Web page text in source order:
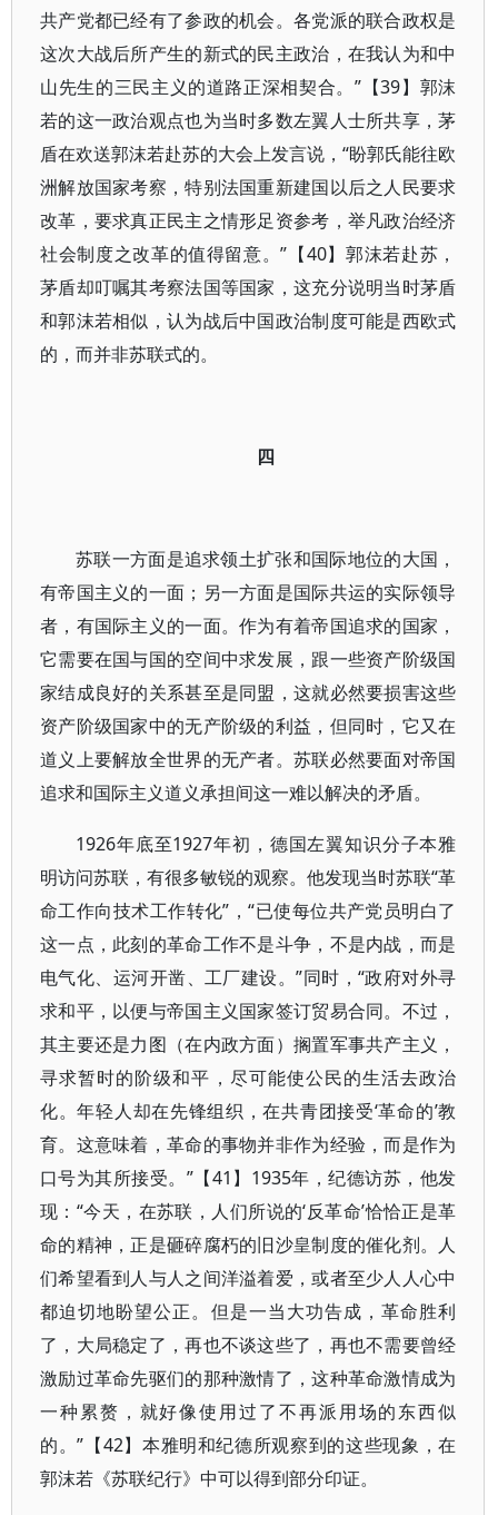
共产党都已经有了参政的机会。各党派的联合政权是
这次大战后所产生的新式的民主政治，在我认为和中
山先生的三民主义的道路正深相契合。”【39】郭沫
若的这一政治观点也为当时多数左翼人士所共享，茅
盾在欢送郭沫若赴苏的大会上发言说，“盼郭氏能往欧
洲解放国家考察，特别法国重新建国以后之人民要求
改革，要求真正民主之情形足资参考，举凡政治经济
社会制度之改革的值得留意。”【40】郭沫若赴苏，
茅盾却叮嘱其考察法国等国家，这充分说明当时茅盾
和郭沫若相似，认为战后中国政治制度可能是西欧式
的，而并非苏联式的。
四
苏联一方面是追求领土扩张和国际地位的大国，
有帝国主义的一面；另一方面是国际共运的实际领导
者，有国际主义的一面。作为有着帝国追求的国家，
它需要在国与国的空间中求发展，跟一些资产阶级国
家结成良好的关系甚至是同盟，这就必然要损害这些
资产阶级国家中的无产阶级的利益，但同时，它又在
道义上要解放全世界的无产者。苏联必然要面对帝国
追求和国际主义道义承担间这一难以解决的矛盾。
1926年底至1927年初，德国左翼知识分子本雅
明访问苏联，有很多敏锐的观察。他发现当时苏联“革
命工作向技术工作转化”，“已使每位共产党员明白了
这一点，此刻的革命工作不是斗争，不是内战，而是
电气化、运河开凿、工厂建设。”同时，“政府对外寻
求和平，以便与帝国主义国家签订贸易合同。不过，
其主要还是力图（在内政方面）搁置军事共产主义，
寻求暂时的阶级和平，尽可能使公民的生活去政治
化。年轻人却在先锋组织，在共青团接受‘革命的’教
育。这意味着，革命的事物并非作为经验，而是作为
口号为其所接受。”【41】1935年，纪德访苏，他发
现：“今天，在苏联，人们所说的‘反革命’恰恰正是革
命的精神，正是砸碎腐朽的旧沙皇制度的催化剂。人
们希望看到人与人之间洋溢着爱，或者至少人人心中
都迫切地盼望公正。但是一当大功告成，革命胜利
了，大局稳定了，再也不谈这些了，再也不需要曾经
激励过革命先驱们的那种激情了，这种革命激情成为
一种累赘，就好像使用过了不再派用场的东西似
的。”【42】本雅明和纪德所观察到的这些现象，在
郭沫若《苏联纪行》中可以得到部分印证。